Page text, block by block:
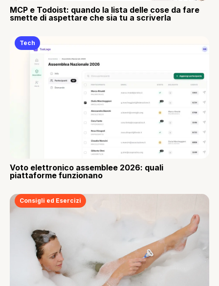
MCP e Todoist: quando la lista delle cose da fare
smette di aspettare che sia tu a scriverla
Tech
Voto elettronico assemblee 2026: quali
piattaforme funzionano
Consigli ed Esercizi